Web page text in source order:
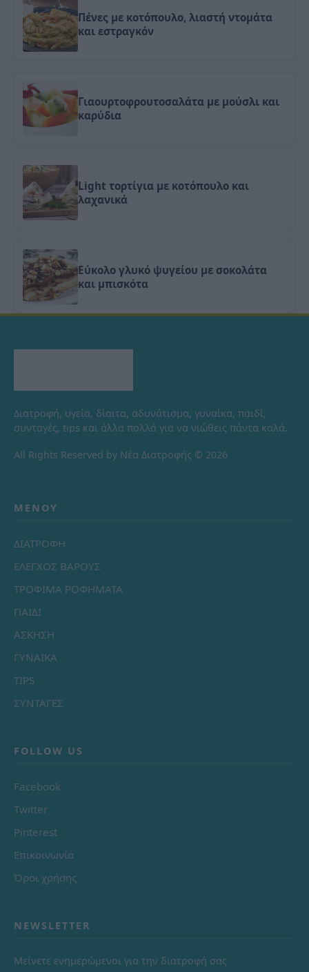
Πένες με κοτόπουλο, λιαστή ντομάτα
και εστραγκόν
Γιαουρτοφρουτοσαλάτα με μούσλι και
καρύδια
Light τορτίγια με κοτόπουλο και
λαχανικά
Εύκολο γλυκό ψυγείου με σοκολάτα
και μπισκότα
Διατροφή, υγεία, δίαιτα, αδυνάτισμα, γυναίκα, παιδί,
συνταγές, tips και άλλα πολλά για να νιώθεις πάντα καλά.
All Rights Reserved by Νέα Διατροφής © 2026
ΜΕΝΟΎ
ΔΙΑΤΡΟΦΗ
ΕΛΕΓΧΟΣ ΒΑΡΟΥΣ
ΤΡΟΦΙΜΑ ΡΟΦΗΜΑΤΑ
ΠΑΙΔΙ
ΑΣΚΗΣΗ
ΓΥΝΑΙΚΑ
TIPS
ΣΥΝΤΑΓΕΣ
FOLLOW US
Facebook
Twitter
Pinterest
Επικοινωνία
Όροι χρήσης
NEWSLETTER
Μείνετε ενημερώμενοι για την διατροφή σας